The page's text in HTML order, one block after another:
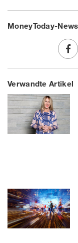
MoneyToday-
on
Verwandte Artikel